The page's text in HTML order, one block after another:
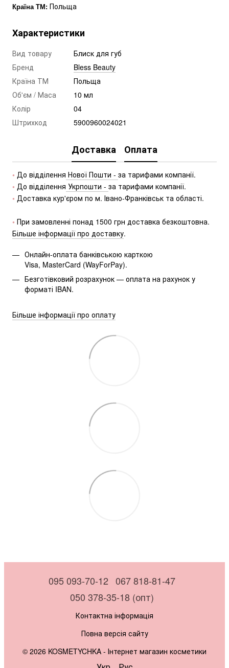
Країна ТМ: Польща
Характеристики
Вид товару
Блиск для губ
Бренд
Bless Beauty
Країна ТМ
Польща
Об'єм / Маса
10 мл
Колір
04
Штрихкод
5900960024021
Доставка Оплата
• До відділення Нової Пошти - за тарифами компанії.
• До відділення Укрпошти - за тарифами компанії.
• Доставка кур'єром по м. Івано-Франківськ та області.
• При замовленні понад 1500 грн доставка безкоштовна.
Більше інформації про доставку.
Онлайн-оплата банківською карткою
Visa, MasterCard (WayForPay).
Безготівковий розрахунок — оплата на рахунок у
форматі IBAN.
Більше інформації про оплату
095 093-70-12 067 818-81-47
050 378-35-18 (опт)
Контактна інформація
Повна версія сайту
© 2026 KOSMETYCHKA - Інтернет магазин косметики